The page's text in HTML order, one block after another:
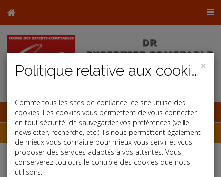
Base documentaire
Dépêches
j a
b
Fiscal TPE
×
Politique relative aux cookies
Comme tous les sites de confiance, ce site utilise des
cookies. Les cookies vous permettent de vous connecter
en tout sécurité, de sauvegarder vos préférences (veille,
newsletter, recherche, etc.). Ils nous permettent également
de mieux vous connaitre pour mieux vous servir et vous
proposer des services adaptés à vos attentes. Vous
conserverez toujours le contrôle des cookies que nous
utilisons.